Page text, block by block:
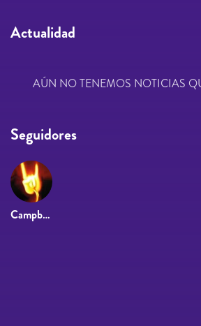
Actualidad
AÚN NO TENEMOS NOTICIAS
Seguidores
Campbell